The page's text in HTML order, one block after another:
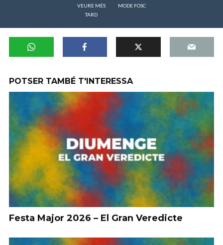
VEURE MÉS
TARD
MODE FOSC
POTSER TAMBÉ T'INTERESSA
Festa Major 2026 – El Gran Veredicte